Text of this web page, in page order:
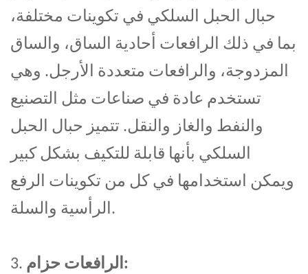
حبال الحبل السلكي في تكوينات مختلفة،
بما في ذلك الرافعات أحادية الساق، والساق
المزدوجة، والرافعات متعددة الأرجل. وهي
تستخدم عادة في صناعات مثل التصنيع
والنفط والغاز والنقل. تتميز حبال الحبل
السلكي بأنها قابلة للتكيف بشكل كبير
ويمكن استخدامها في كل من تكوينات الرفع
الرأسية والسلة.
3. الرافعات حزام: